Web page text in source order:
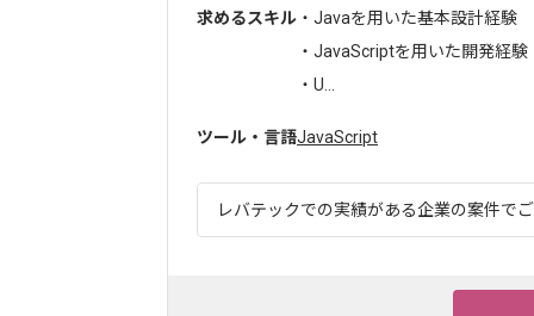
求めるスキル ・Javaを用いた基本設計経験
・JavaScriptを用いた開発経験
・U...
ツール・言語JavaScript
レバテックでの実績がある企業の案件で